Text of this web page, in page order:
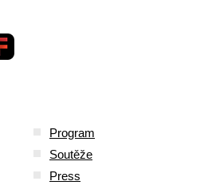
Program
Soutěže
Press